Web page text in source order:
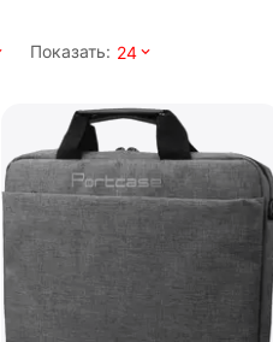
Показать: 24